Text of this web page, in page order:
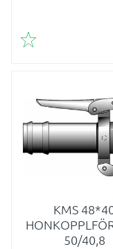
Lägg till i
KMS
50/40,8